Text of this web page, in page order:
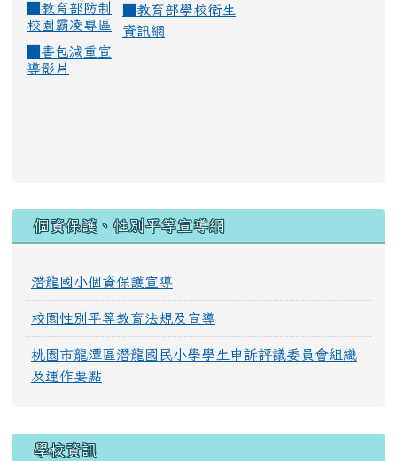
教育部防制
校園霸凌專區
教育部學校衛生
資訊網
書包減重宣
導影片
個資保護、性別平等宣導網
潛龍國小個資保護宣導
校園性別平等教育法規及宣導
桃園市龍潭區潛龍國民小學學生申訴評議委員會組織
及運作要點
學校資訊